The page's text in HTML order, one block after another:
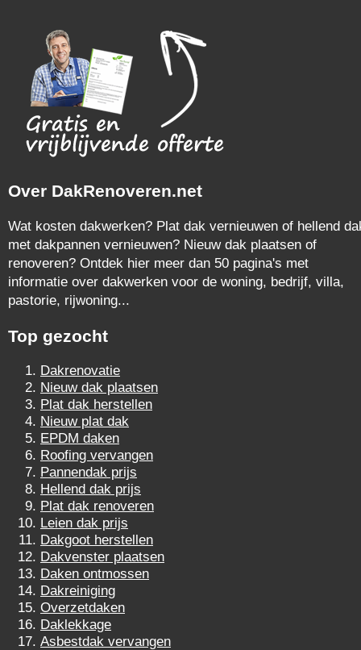
Over DakRenoveren.net
Wat kosten dakwerken? Plat dak vernieuwen of hellend
met dakpannen vernieuwen? Nieuw dak plaatsen of
renoveren? Ontdek hier meer dan 50 pagina's met
informatie over dakwerken voor de woning, bedrijf, villa,
pastorie, rijwoning...
Top gezocht
Dakrenovatie
Nieuw dak plaatsen
Plat dak herstellen
Nieuw plat dak
EPDM daken
Roofing vervangen
Pannendak prijs
Hellend dak prijs
Plat dak renoveren
Leien dak prijs
Dakgoot herstellen
Dakvenster plaatsen
Daken ontmossen
Dakreiniging
Overzetdaken
Daklekkage
Asbestdak vervangen